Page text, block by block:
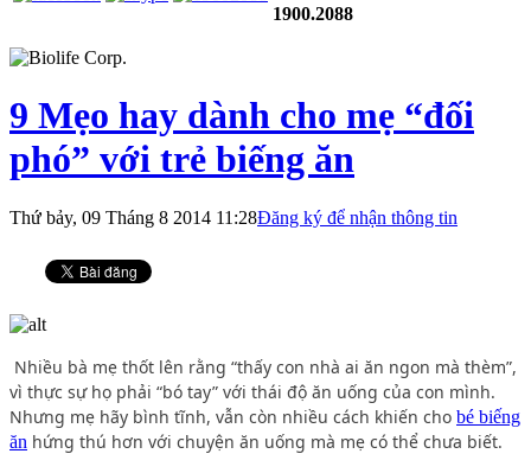
1900.2088
9 Mẹo hay dành cho mẹ “đối
phó” với trẻ biếng ăn
Thứ bảy, 09 Tháng 8 2014 11:28Đăng ký để nhận thông tin
Nhiều bà mẹ thốt lên rằng “thấy con nhà ai ăn ngon mà thèm”,
vì thực sự họ phải “bó tay” với thái độ ăn uống của con mình.
Nhưng mẹ hãy bình tĩnh, vẫn còn nhiều cách khiến cho bé biếng
ăn hứng thú hơn với chuyện ăn uống mà mẹ có thể chưa biết.